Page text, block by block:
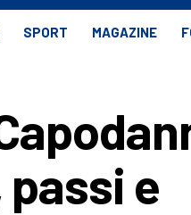
SPORT MAGAZINE
e